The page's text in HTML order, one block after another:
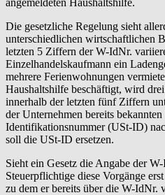
Die gesetzliche Regelung sieht
unterschiedlichen wirtschaftlichen
letzten 5 Ziffern der W-IdNr.
Einzelhandelskaufmann ein
mehrere Ferienwohnungen
Haushaltshilfe beschäftigt, wird
innerhalb der letzten fünf Ziffern
der Unternehmen bereits
Identifikationsnummer (USt-ID)
soll die USt-ID ersetzen.
Sieht ein Gesetz die Angabe der
Steuerpflichtige diese Vorgänge
zu dem er bereits über die W-IdNr.